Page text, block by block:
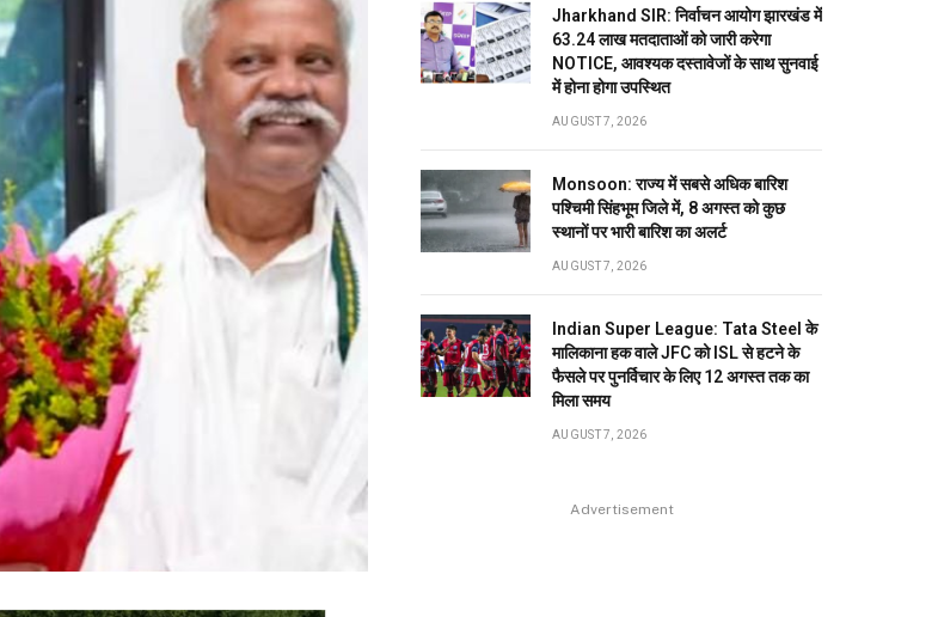
Jharkhand SIR: निर्वाचन आयोग झारखंड में
63.24 लाख मतदाताओं को जारी करेगा
NOTICE, आवश्यक दस्तावेजों के साथ सुनवाई
में होना होगा उपस्थित
AUGUST 7, 2026
Monsoon: राज्य में सबसे अधिक बारिश
पश्चिमी सिंहभूम जिले में, 8 अगस्त को कुछ
स्थानों पर भारी बारिश का अलर्ट
AUGUST 7, 2026
Indian Super League: Tata Steel के
मालिकाना हक वाले JFC को ISL से हटने के
फैसले पर पुनर्विचार के लिए 12 अगस्त तक का
मिला समय
AUGUST 7, 2026
Advertisement